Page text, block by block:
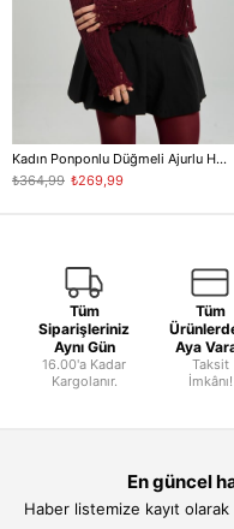
Kadın Ponponlu Düğmeli Ajurlu Hırka - Bordo
₺269,99
₺364,99
Tüm
Siparişleriniz
Aynı Gün
16.00'a Kadar
Kargolanır.
Tüm
Aya
Taksit
İmkânı!
En güncel
Haber listemize kayıt